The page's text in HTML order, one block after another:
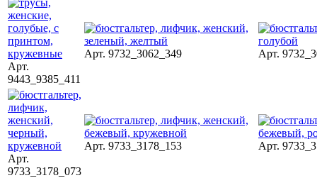
Арт.
9443_9385_411
Арт. 9732_3062_349 Арт.
Арт.
9733_3178_073
Арт. 9733_3178_153 Арт.